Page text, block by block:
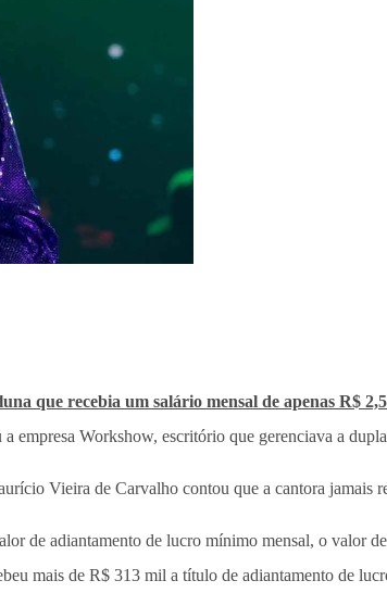
que recebia um salário mensal de apenas R$
empresa Workshow, escritório que gerenciava a
Vieira de Carvalho contou que a cantora jamais
de adiantamento de lucro mínimo mensal, o valor
mais de R$ 313 mil a título de adiantamento de